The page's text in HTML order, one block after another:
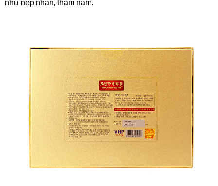
như nếp nhăn, thâm nám.